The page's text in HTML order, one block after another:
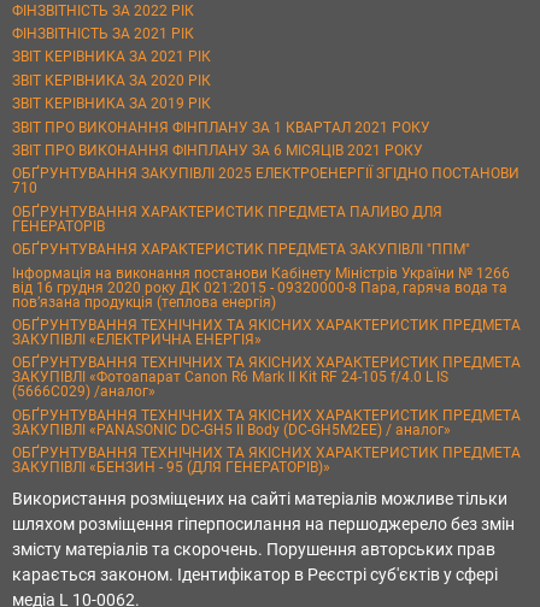
ФІНЗВІТНІСТЬ ЗА 2022 РІК
ФІНЗВІТНІСТЬ ЗА 2021 РІК
ЗВІТ КЕРІВНИКА ЗА 2021 РІК
ЗВІТ КЕРІВНИКА ЗА 2020 РІК
ЗВІТ КЕРІВНИКА ЗА 2019 РІК
ЗВІТ ПРО ВИКОНАННЯ ФІНПЛАНУ ЗА 1 КВАРТАЛ 2021 РОКУ
ЗВІТ ПРО ВИКОНАННЯ ФІНПЛАНУ ЗА 6 МІСЯЦІВ 2021 РОКУ
ОБҐРУНТУВАННЯ ЗАКУПІВЛІ 2025 ЕЛЕКТРОЕНЕРГІЇ ЗГІДНО ПОСТАНОВИ
710
ОБҐРУНТУВАННЯ ХАРАКТЕРИСТИК ПРЕДМЕТА ПАЛИВО ДЛЯ
ГЕНЕРАТОРІВ
ОБҐРУНТУВАННЯ ХАРАКТЕРИСТИК ПРЕДМЕТА ЗАКУПІВЛІ "ППМ"
Інформація на виконання постанови Кабінету Міністрів України № 1266
від 16 грудня 2020 року ДК 021:2015 - 09320000-8 Пара, гаряча вода та
пов’язана продукція (теплова енергія)
ОБҐРУНТУВАННЯ ТЕХНІЧНИХ ТА ЯКІСНИХ ХАРАКТЕРИСТИК ПРЕДМЕТА
ЗАКУПІВЛІ «ЕЛЕКТРИЧНА ЕНЕРГІЯ»
ОБҐРУНТУВАННЯ ТЕХНІЧНИХ ТА ЯКІСНИХ ХАРАКТЕРИСТИК ПРЕДМЕТА
ЗАКУПІВЛІ «Фотоапарат Canon R6 Mark II Kit RF 24-105 f/4.0 L IS
(5666C029) /аналог»
ОБҐРУНТУВАННЯ ТЕХНІЧНИХ ТА ЯКІСНИХ ХАРАКТЕРИСТИК ПРЕДМЕТА
ЗАКУПІВЛІ «PANASONIC DC-GH5 II Body (DC-GH5M2EE) / аналог»
ОБҐРУНТУВАННЯ ТЕХНІЧНИХ ТА ЯКІСНИХ ХАРАКТЕРИСТИК ПРЕДМЕТА
ЗАКУПІВЛІ «БЕНЗИН - 95 (ДЛЯ ГЕНЕРАТОРІВ)»
Використання розміщених на сайті матеріалів можливе тільки
шляхом розміщення гіперпосилання на першоджерело без змін
змісту матеріалів та скорочень. Порушення авторських прав
карається законом. Ідентифікатор в Реєстрі суб'єктів у сфері
медіа L 10-0062.